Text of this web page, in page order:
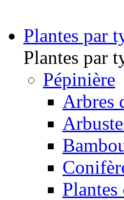
Plantes par
Plantes par
Pépinière
Arbres